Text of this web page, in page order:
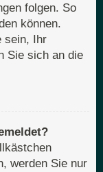
folgen. So
können.
sein, Ihr
Sie sich an die
werden Sie nur